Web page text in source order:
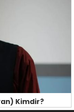
Kimdir?